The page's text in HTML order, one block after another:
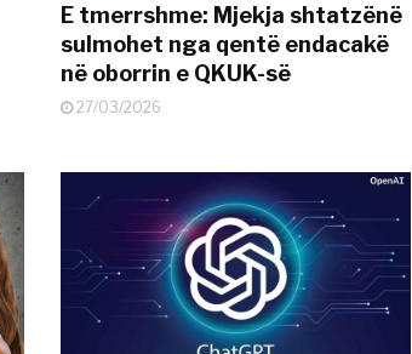
E tmerrshme: Mjekja shtatzënë
sulmohet nga qentë endacakë
në oborrin e QKUK-së
27/03/2026